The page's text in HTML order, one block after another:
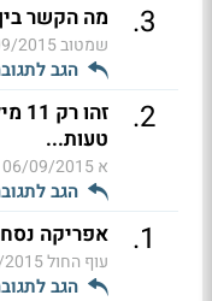
3
. מה הקשר
שמטוב16:02
הגב
2
.
טעות...
א06/09/2015 15:44
הגב
1
. אפריקה
עוף החול14:36
הגב